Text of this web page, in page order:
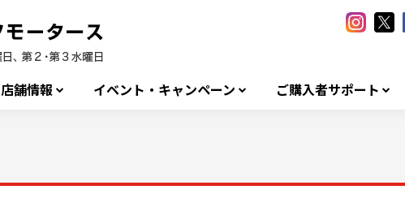
店舗情報 イベント・キャンペーン ご購入者サポート